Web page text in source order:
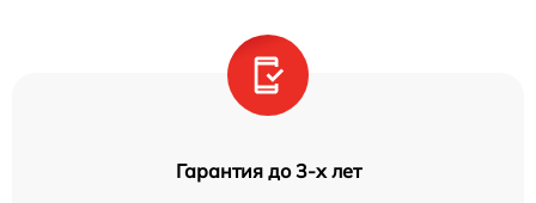
Гарантия до 3-х лет